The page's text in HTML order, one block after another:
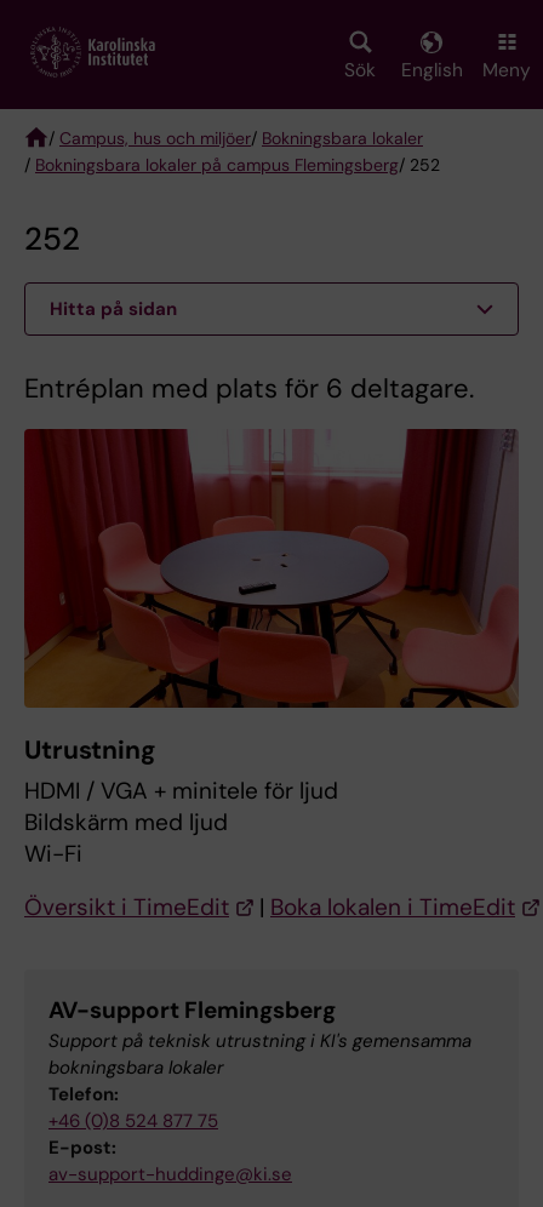
main
Sök English Meny
Breadcrumb
/ Campus, hus och miljöer/ Bokningsbara lokaler
/ Bokningsbara lokaler på campus Flemingsberg/ 252
252
Hitta på sidan
Entréplan med plats för 6 deltagare.
Utrustning
HDMI / VGA + minitele för ljud
Bildskärm med ljud
Wi-Fi
Översikt i TimeEdit
| Boka lokalen i TimeEdit
AV-support Flemingsberg
Support på teknisk utrustning i KI's gemensamma
bokningsbara lokaler
Telefon:
+46 (0)8 524 877 75
E-post:
av-support-huddinge@ki.se